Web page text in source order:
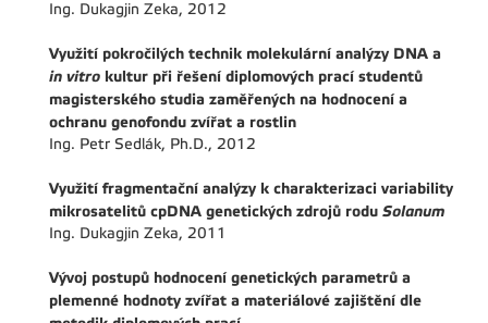
Ing. Dukagjin Zeka, 2012
Využití pokročilých technik molekulární analýzy DNA a
in vitro kultur při řešení diplomových prací studentů
magisterského studia zaměřených na hodnocení a
ochranu genofondu zvířat a rostlin
Ing. Petr Sedlák, Ph.D., 2012
Využití fragmentační analýzy k charakterizaci variability
mikrosatelitů cpDNA genetických zdrojů rodu Solanum
Ing. Dukagjin Zeka, 2011
Vývoj postupů hodnocení genetických parametrů a
plemenné hodnoty zvířat a materiálové zajištění dle